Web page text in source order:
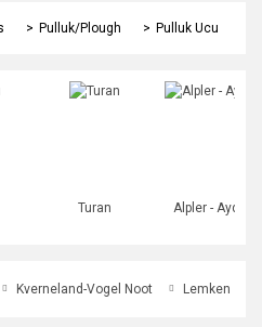
Pulluk/Plough Pulluk Ucu
Turan Alpler - Aydın
Kverneland-Vogel Noot Lemken